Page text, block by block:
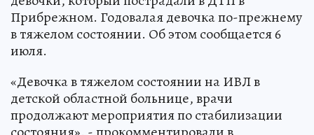
Прибрежном. Годовалая девочка по-прежнему
в тяжелом состоянии. Об этом сообщается 6
июля.
«Девочка в тяжелом состоянии на ИВЛ в
детской областной больнице, врачи
продолжают мероприятия по стабилизации